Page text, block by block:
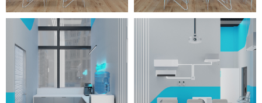
группы с удобными стульями-
креслами для посетителей и
заканчивая просторным
конференц-залом с большим
экраном под проектор. Большое
количество подсветки и